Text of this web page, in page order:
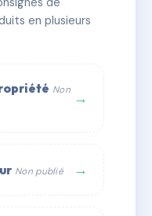
en plusieurs
Non →
Non publié →